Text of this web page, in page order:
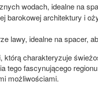
wodach, idealne na
barokowej architektury i
lawy, idealne na spacer,
charakteryzuje
tego fascynującego
możliwościami.